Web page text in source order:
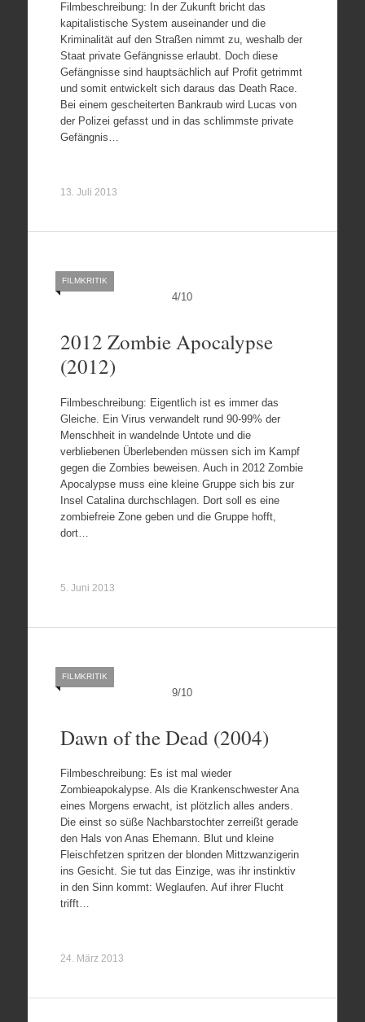
Filmbeschreibung: In der Zukunft bricht das
kapitalistische System auseinander und die
Kriminalität auf den Straßen nimmt zu, weshalb der
Staat private Gefängnisse erlaubt. Doch diese
Gefängnisse sind hauptsächlich auf Profit getrimmt
und somit entwickelt sich daraus das Death Race.
Bei einem gescheiterten Bankraub wird Lucas von
der Polizei gefasst und in das schlimmste private
Gefängnis…
13. Juli 2013
4/10
FILMKRITIK
2012 Zombie Apocalypse
(2012)
Filmbeschreibung: Eigentlich ist es immer das
Gleiche. Ein Virus verwandelt rund 90-99% der
Menschheit in wandelnde Untote und die
verbliebenen Überlebenden müssen sich im Kampf
gegen die Zombies beweisen. Auch in 2012 Zombie
Apocalypse muss eine kleine Gruppe sich bis zur
Insel Catalina durchschlagen. Dort soll es eine
zombiefreie Zone geben und die Gruppe hofft,
dort…
5. Juni 2013
9/10
FILMKRITIK
Dawn of the Dead (2004)
Filmbeschreibung: Es ist mal wieder
Zombieapokalypse. Als die Krankenschwester Ana
eines Morgens erwacht, ist plötzlich alles anders.
Die einst so süße Nachbarstochter zerreißt gerade
den Hals von Anas Ehemann. Blut und kleine
Fleischfetzen spritzen der blonden Mittzwanzigerin
ins Gesicht. Sie tut das Einzige, was ihr instinktiv
in den Sinn kommt: Weglaufen. Auf ihrer Flucht
trifft…
24. März 2013